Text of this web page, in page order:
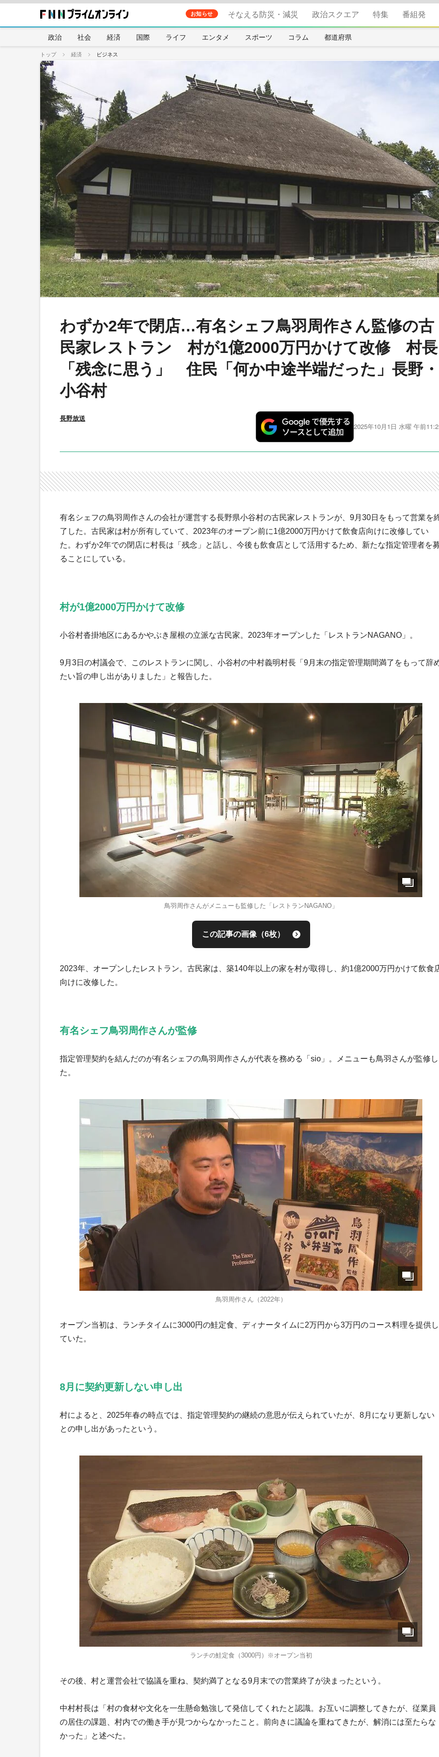
お知らせ そなえる防災・減災 政治スクエア 特集 番組発
政治 社会 経済 国際 ライフ エンタメ スポーツ コラム 都道府県
トップ 経済 ビジネス
わずか2年で閉店…有名シェフ鳥羽周作さん監修の古
民家レストラン 村が1億2000万円かけて改修 村長
「残念に思う」 住民「何か中途半端だった」長野・
小谷村
長野放送
2025年10月1日 水曜 午前
有名シェフの鳥羽周作さんの会社が運営する長野県小谷村の古民家レストランが、9月30日をもって営業を
了した。古民家は村が所有していて、2023年のオープン前に1億2000万円かけて飲食店向けに改修してい
た。わずか2年での閉店に村長は「残念」と話し、今後も飲食店として活用するため、新たな指定管理者を
ることにしている。
村が1億2000万円かけて改修
小谷村沓掛地区にあるかやぶき屋根の立派な古民家。2023年オープンした「レストランNAGANO」。
9月3日の村議会で、このレストランに関し、小谷村の中村義明村長「9月末の指定管理期間満了をもって辞
たい旨の申し出がありました」と報告した。
鳥羽周作さんがメニューも監修した「レストランNAGANO」
この記事の画像（6枚）
2023年、オープンしたレストラン。古民家は、築140年以上の家を村が取得し、約1億2000万円かけて飲食
向けに改修した。
有名シェフ鳥羽周作さんが監修
指定管理契約を結んだのが有名シェフの鳥羽周作さんが代表を務める「sio」。メニューも鳥羽さんが監修し
た。
鳥羽周作さん（2022年）
オープン当初は、ランチタイムに3000円の鮭定食、ディナータイムに2万円から3万円のコース料理を提供し
ていた。
8月に契約更新しない申し出
村によると、2025年春の時点では、指定管理契約の継続の意思が伝えられていたが、8月になり更新しない
との申し出があったという。
ランチの鮭定食（3000円）※オープン当初
その後、村と運営会社で協議を重ね、契約満了となる9月末での営業終了が決まったという。
中村村長は「村の食材や文化を一生懸命勉強して発信してくれたと認識。お互いに調整してきたが、従業員
の居住の課題、村内での働き手が見つからなかったこと。前向きに議論を重ねてきたが、解消には至たらな
かった」と述べた。